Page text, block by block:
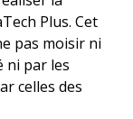
Plus. Cet
pas moisir ni
ni par les
celles des